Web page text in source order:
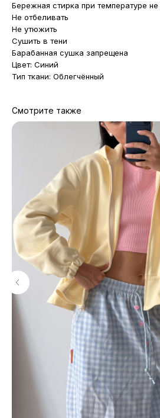
Бережная стирка при температуре
Не отбеливать
Не утюжить
Сушить в тени
Барабанная сушка запрещена
Цвет: Синий
Тип ткани: Облегчённый
Смотрите также
МАГАЗИНЫ
Потрогать, примерить,
ВЛЮБИТЬСЯ И КУПИТЬ
наш бренд вы можете по